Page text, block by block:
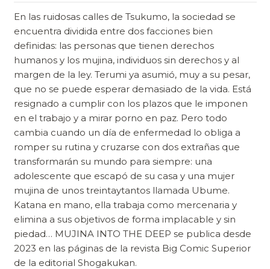
En las ruidosas calles de Tsukumo, la sociedad se
encuentra dividida entre dos facciones bien
definidas: las personas que tienen derechos
humanos y los mujina, individuos sin derechos y al
margen de la ley. Terumi ya asumió, muy a su pesar,
que no se puede esperar demasiado de la vida. Está
resignado a cumplir con los plazos que le imponen
en el trabajo y a mirar porno en paz. Pero todo
cambia cuando un día de enfermedad lo obliga a
romper su rutina y cruzarse con dos extrañas que
transformarán su mundo para siempre: una
adolescente que escapó de su casa y una mujer
mujina de unos treintaytantos llamada Ubume.
Katana en mano, ella trabaja como mercenaria y
elimina a sus objetivos de forma implacable y sin
piedad… MUJINA INTO THE DEEP se publica desde
2023 en las páginas de la revista Big Comic Superior
de la editorial Shogakukan.